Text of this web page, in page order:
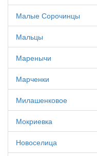
Малые Сорочинцы
Мальцы
Маренычи
Марченки
Милашенковое
Мокриевка
Новоселица